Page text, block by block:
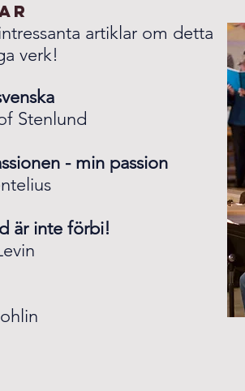
artiklar om detta
verk!
Stenlund
- min passion
är inte förbi!